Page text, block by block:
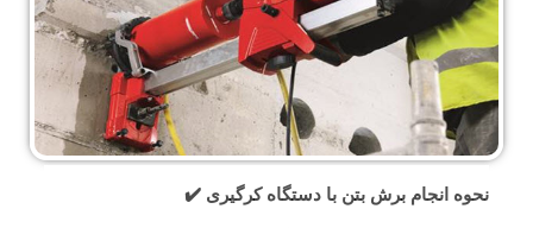
نحوه انجام برش بتن با دستگاه کرگیری ✔️